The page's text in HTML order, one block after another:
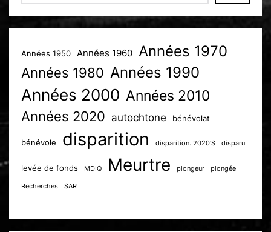
Années 1950 Années 1960 Années 1970
Années 1980 Années 1990
Années 2000 Années 2010
Années 2020 autochtone bénévolat
bénévole disparition disparition. 2020'S disparu
levée de fonds MDIQ Meurtre plongeur plongée
Recherches SAR